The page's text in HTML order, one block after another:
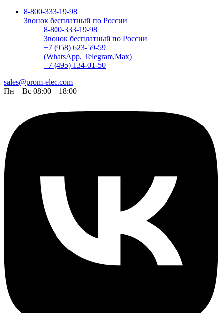
8-800-333-19-98
Звонок бесплатный по России
8-800-333-19-98
Звонок бесплатный по России
+7 (958) 623-59-59
(WhatsApp, Telegram,Max)
+7 (495) 134-01-50
sales@prom-elec.com
Пн—Вс 08:00 – 18:00